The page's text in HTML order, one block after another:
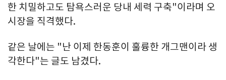
한 치밀하고도 탐욕스러운 당내 세력 구축"이라며 오
시장을 직격했다.
같은 날에는 "난 이제 한동훈이 훌륭한 개그맨이라 생
각한다"는 글도 남겼다.